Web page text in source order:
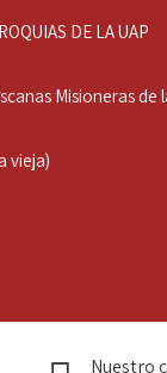
DE LA UAP
Misioneras de
vieja)
Nuestro